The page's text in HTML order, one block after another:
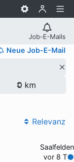
Job-E-Mails
Neue Job-E-Mail
Relevanz
Saalfelden
vor 8 T